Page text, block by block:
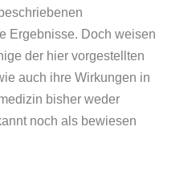
Ergebnisse. Doch weisen
der hier vorgestellten
auch ihre Wirkungen in
bisher weder
noch als bewiesen